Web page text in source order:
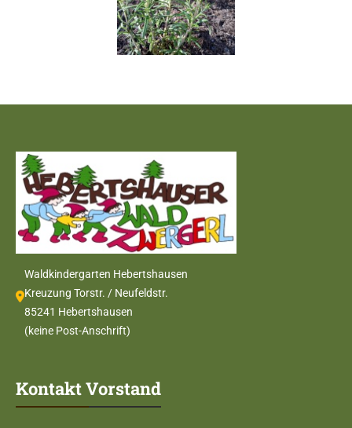
Waldkindergarten Hebertshausen
Kreuzung Torstr. / Neufeldstr.
85241 Hebertshausen
(keine Post-Anschrift)
Kontakt Vorstand